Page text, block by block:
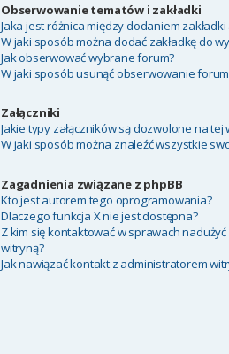
Obserwowanie tematów i zakładki
Jaka jest różnica między dodaniem
W jaki sposób można dodać zakładkę do
Jak obserwować wybrane forum?
W jaki sposób usunąć obserwowanie
Załączniki
Jakie typy załączników są dozwolone na tej
W jaki sposób można znaleźć wszystkie
Zagadnienia związane z phpBB
Kto jest autorem tego oprogramowania?
Dlaczego funkcja X nie jest dostępna?
Z kim się kontaktować w sprawach
witryną?
Jak nawiązać kontakt z administratorem